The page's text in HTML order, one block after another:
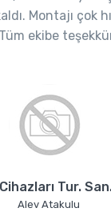
Montajı çok
ekibe
Tur.
Alev Atakulu